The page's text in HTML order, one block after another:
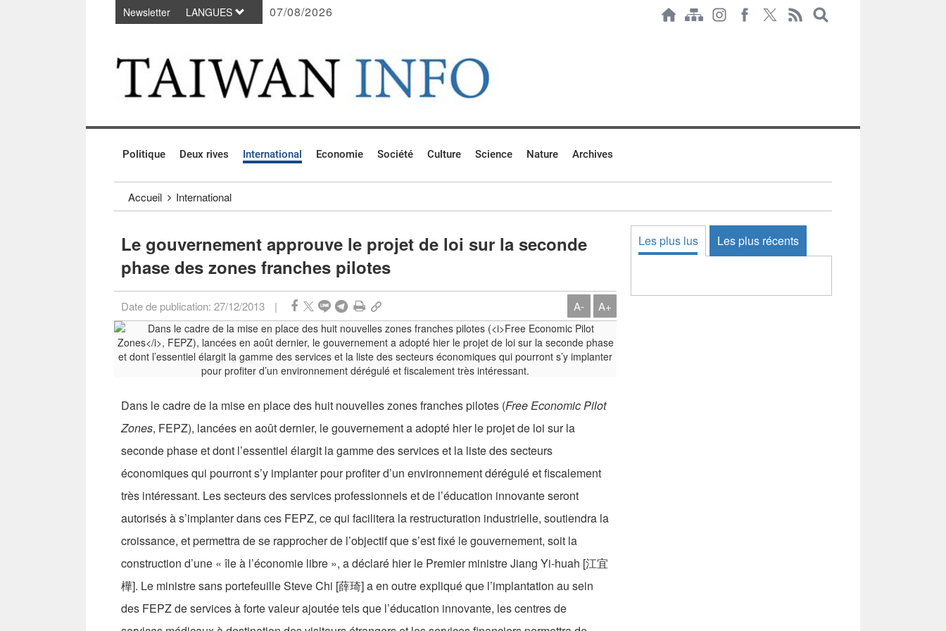
Passer au contenu principal
Newsletter LANGUES 07/08/2026
Politique Deux rives International Economie Société Culture Science Nature Archives
Accueil International
Le gouvernement approuve le projet de loi sur la seconde
phase des zones franches pilotes
Date de publication: 27/12/2013 | A- A+
Dans le cadre de la mise en place des huit nouvelles zones franches pilotes (Free Economic Pilot
Zones, FEPZ), lancées en août dernier, le gouvernement a adopté hier le projet de loi sur la
seconde phase et dont l’essentiel élargit la gamme des services et la liste des secteurs
économiques qui pourront s’y implanter pour profiter d’un environnement dérégulé et fiscalement
très intéressant. Les secteurs des services professionnels et de l’éducation innovante seront
autorisés à s’implanter dans ces FEPZ, ce qui facilitera la restructuration industrielle, soutiendra la
croissance, et permettra de se rapprocher de l’objectif que s’est fixé le gouvernement, soit la
construction d’une « île à l’économie libre », a déclaré hier le Premier ministre Jiang Yi-huah [江宜
樺]. Le ministre sans portefeuille Steve Chi [薛琦] a en outre expliqué que l’implantation au sein
des FEPZ de services à forte valeur ajoutée tels que l’éducation innovante, les centres de
Les plus lus Les plus récents